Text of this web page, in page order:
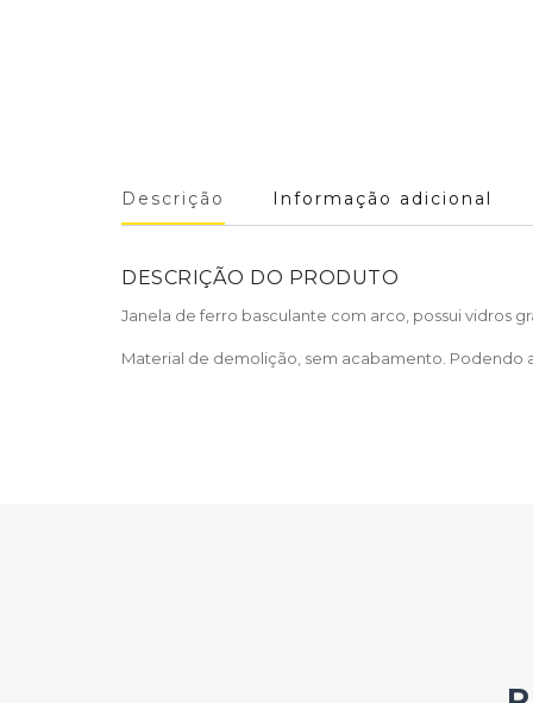
Descrição Informação adicional
DESCRIÇÃO DO PRODUTO
Janela de ferro basculante com arco, possui vidros
Material de demolição, sem acabamento. Podendo